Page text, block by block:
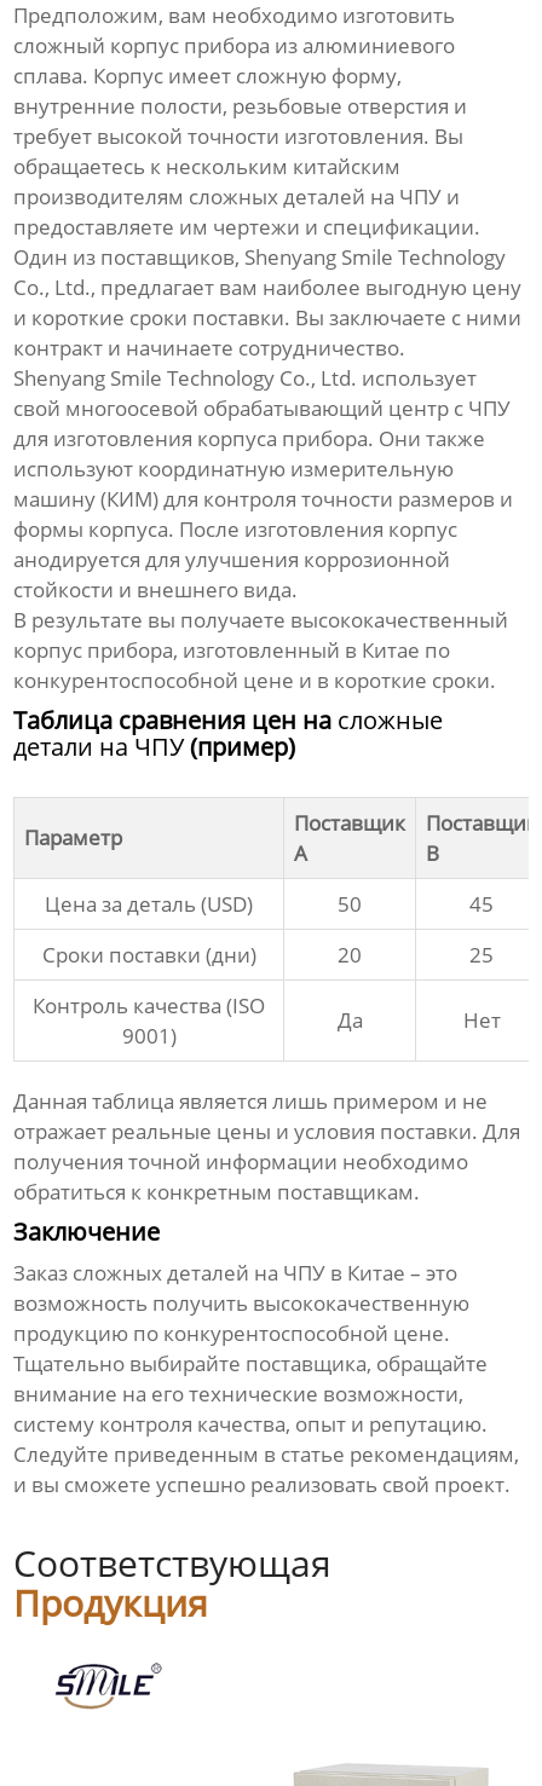
Предположим, вам необходимо изготовить
сложный корпус прибора из алюминиевого
сплава. Корпус имеет сложную форму,
внутренние полости, резьбовые отверстия и
требует высокой точности изготовления. Вы
обращаетесь к нескольким китайским
производителям сложных деталей на ЧПУ и
предоставляете им чертежи и спецификации.
Один из поставщиков, Shenyang Smile Technology
Co., Ltd., предлагает вам наиболее выгодную цену
и короткие сроки поставки. Вы заключаете с ними
контракт и начинаете сотрудничество.
Shenyang Smile Technology Co., Ltd. использует
свой многоосевой обрабатывающий центр с ЧПУ
для изготовления корпуса прибора. Они также
используют координатную измерительную
машину (КИМ) для контроля точности размеров и
формы корпуса. После изготовления корпус
анодируется для улучшения коррозионной
стойкости и внешнего вида.
В результате вы получаете высококачественный
корпус прибора, изготовленный в Китае по
конкурентоспособной цене и в короткие сроки.
Таблица сравнения цен на сложные
детали на ЧПУ(пример)
Параметр
Поставщик
A
Поставщик
B
Цена за деталь (USD)
50
45
Сроки поставки (дни)
20
25
Контроль качества (ISO
9001)
Да Нет
Данная таблица является лишь примером и не
отражает реальные цены и условия поставки. Для
получения точной информации необходимо
обратиться к конкретным поставщикам.
Заключение
Заказ сложных деталей на ЧПУ в Китае – это
возможность получить высококачественную
продукцию по конкурентоспособной цене.
Тщательно выбирайте поставщика, обращайте
внимание на его технические возможности,
систему контроля качества, опыт и репутацию.
Следуйте приведенным в статье рекомендациям,
и вы сможете успешно реализовать свой проект.
Соответствующая
Продукция